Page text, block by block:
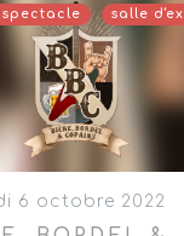
salle
6 octobre 2022